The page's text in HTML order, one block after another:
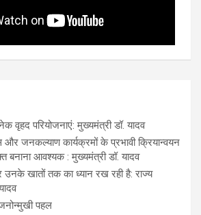
वृहद परियोजनाएं: मुख्यमंत्री डॉ. यादव
और जनकल्याण कार्यक्रमों के प्रभावी क्रियान्वयन
बनाना आवश्यक : मुख्यमंत्री डॉ. यादव
खातों तक का ध्यान रख रही है: राज्य
पहल